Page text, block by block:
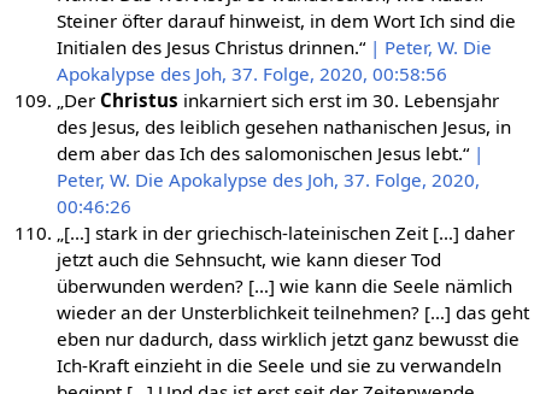
Steiner öfter darauf hinweist, in dem Wort Ich sind die
Initialen des Jesus Christus drinnen.“ | Peter, W. Die
Apokalypse des Joh, 37. Folge, 2020, 00:58:56
„Der Christus inkarniert sich erst im 30. Lebensjahr
des Jesus, des leiblich gesehen nathanischen Jesus, in
dem aber das Ich des salomonischen Jesus lebt.“ |
Peter, W. Die Apokalypse des Joh, 37. Folge, 2020,
00:46:26
„[…] stark in der griechisch-lateinischen Zeit […] daher
jetzt auch die Sehnsucht, wie kann dieser Tod
überwunden werden? […] wie kann die Seele nämlich
wieder an der Unsterblichkeit teilnehmen? […] das geht
eben nur dadurch, dass wirklich jetzt ganz bewusst die
Ich-Kraft einzieht in die Seele und sie zu verwandeln